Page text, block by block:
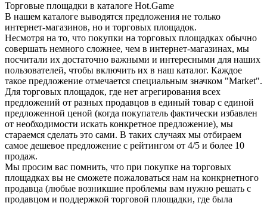
Торговые площадки в каталоге Hot.Game
В нашем каталоге выводятся предложения не только
интернет-магазинов, но и торговых площадок.
Несмотря на то, что покупки на торговых площадках обычно
совершать немного сложнее, чем в интернет-магазинах, мы
посчитали их достаточно важными и интересными для наших
пользователей, чтобы включить их в наш каталог. Каждое
такое предложение отмечается специальным значком "Market".
Для торговых площадок, где нет агрегирования всех
предложений от разных продавцов в единый товар с единой
предложенной ценой (когда покупатель фактически избавлен
от необходимости искать конкретное предложение), мы
стараемся сделать это сами. В таких случаях мы отбираем
самое дешевое предложение с рейтингом от 4/5 и более 10
продаж.
Мы просим вас помнить, что при покупке на торговых
площадках вы не сможете пожаловаться нам на конкрнетного
продавца (любые возникшие проблемы вам нужно решать с
продавцом и поддержкой торговой площадки, где была